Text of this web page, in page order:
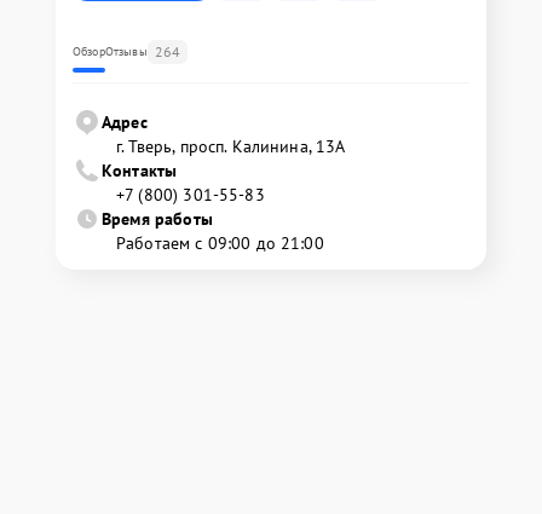
ОбзорОтзывы 264
Адрес
г. Тверь, просп. Калинина, 13А
Контакты
+7 (800) 301-55-83
Время работы
Работаем с 09:00 до 21:00